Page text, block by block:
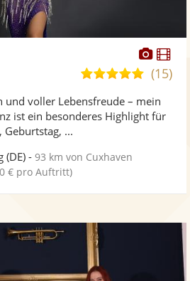
Fotos
5,0
5
(15)
und voller Lebensfreude – mein
ist ein besonderes Highlight für
Geburtstag, ...
(DE) -93 km von Cuxhaven
€ pro Auftritt)